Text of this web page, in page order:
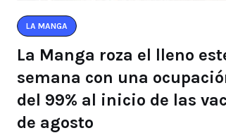
LA MANGA
La Manga roza el lleno
semana con una
del 99% al inicio de las
de agosto